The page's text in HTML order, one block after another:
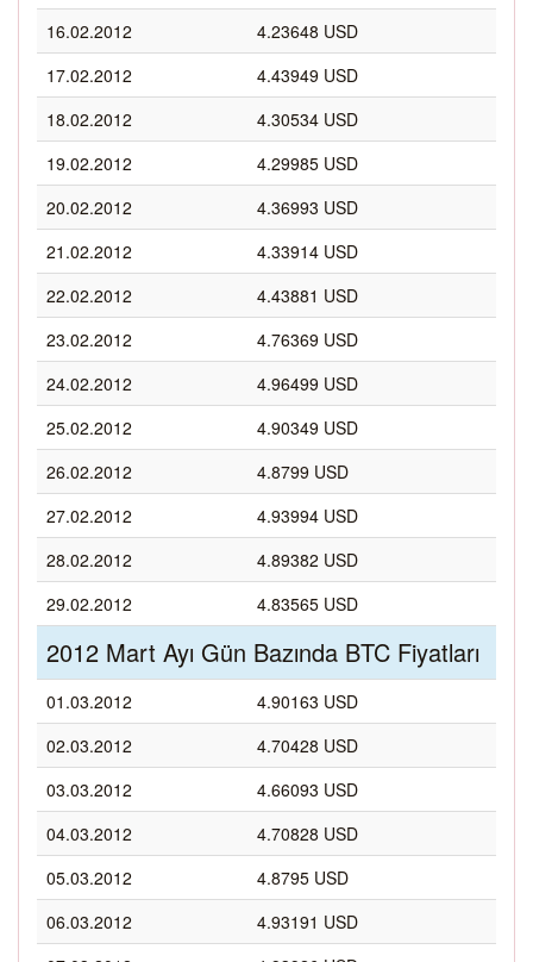
16.02.2012
4.23648 USD
17.02.2012
4.43949 USD
18.02.2012
4.30534 USD
19.02.2012
4.29985 USD
20.02.2012
4.36993 USD
21.02.2012
4.33914 USD
22.02.2012
4.43881 USD
23.02.2012
4.76369 USD
24.02.2012
4.96499 USD
25.02.2012
4.90349 USD
26.02.2012
4.8799 USD
27.02.2012
4.93994 USD
28.02.2012
4.89382 USD
29.02.2012
4.83565 USD
2012 Mart Ayı Gün Bazında BTC Fiyatları
01.03.2012
4.90163 USD
02.03.2012
4.70428 USD
03.03.2012
4.66093 USD
04.03.2012
4.70828 USD
05.03.2012
4.8795 USD
06.03.2012
4.93191 USD